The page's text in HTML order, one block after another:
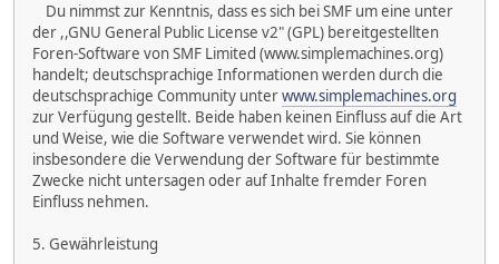
Du nimmst zur Kenntnis, dass es sich bei SMF um eine unter
der ,,GNU General Public License v2" (GPL) bereitgestellten
Foren-Software von SMF Limited (www.simplemachines.org)
handelt; deutschsprachige Informationen werden durch die
deutschsprachige Community unterwww.simplemachines.org
zur Verfügung gestellt. Beide haben keinen Einfluss auf die Art
und Weise, wie die Software verwendet wird. Sie können
insbesondere die Verwendung der Software für bestimmte
Zwecke nicht untersagen oder auf Inhalte fremder Foren
Einfluss nehmen.
5. Gewährleistung